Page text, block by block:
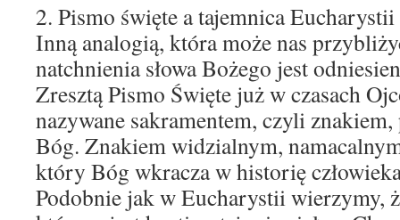
2. Pismo święte a tajemnica Eucharystii
Inną analogią, która może nas
natchnienia słowa Bożego jest
Zresztą Pismo Święte już w czasach
nazywane sakramentem, czyli
Bóg. Znakiem widzialnym,
który Bóg wkracza w historię
Podobnie jak w Eucharystii wierzymy,